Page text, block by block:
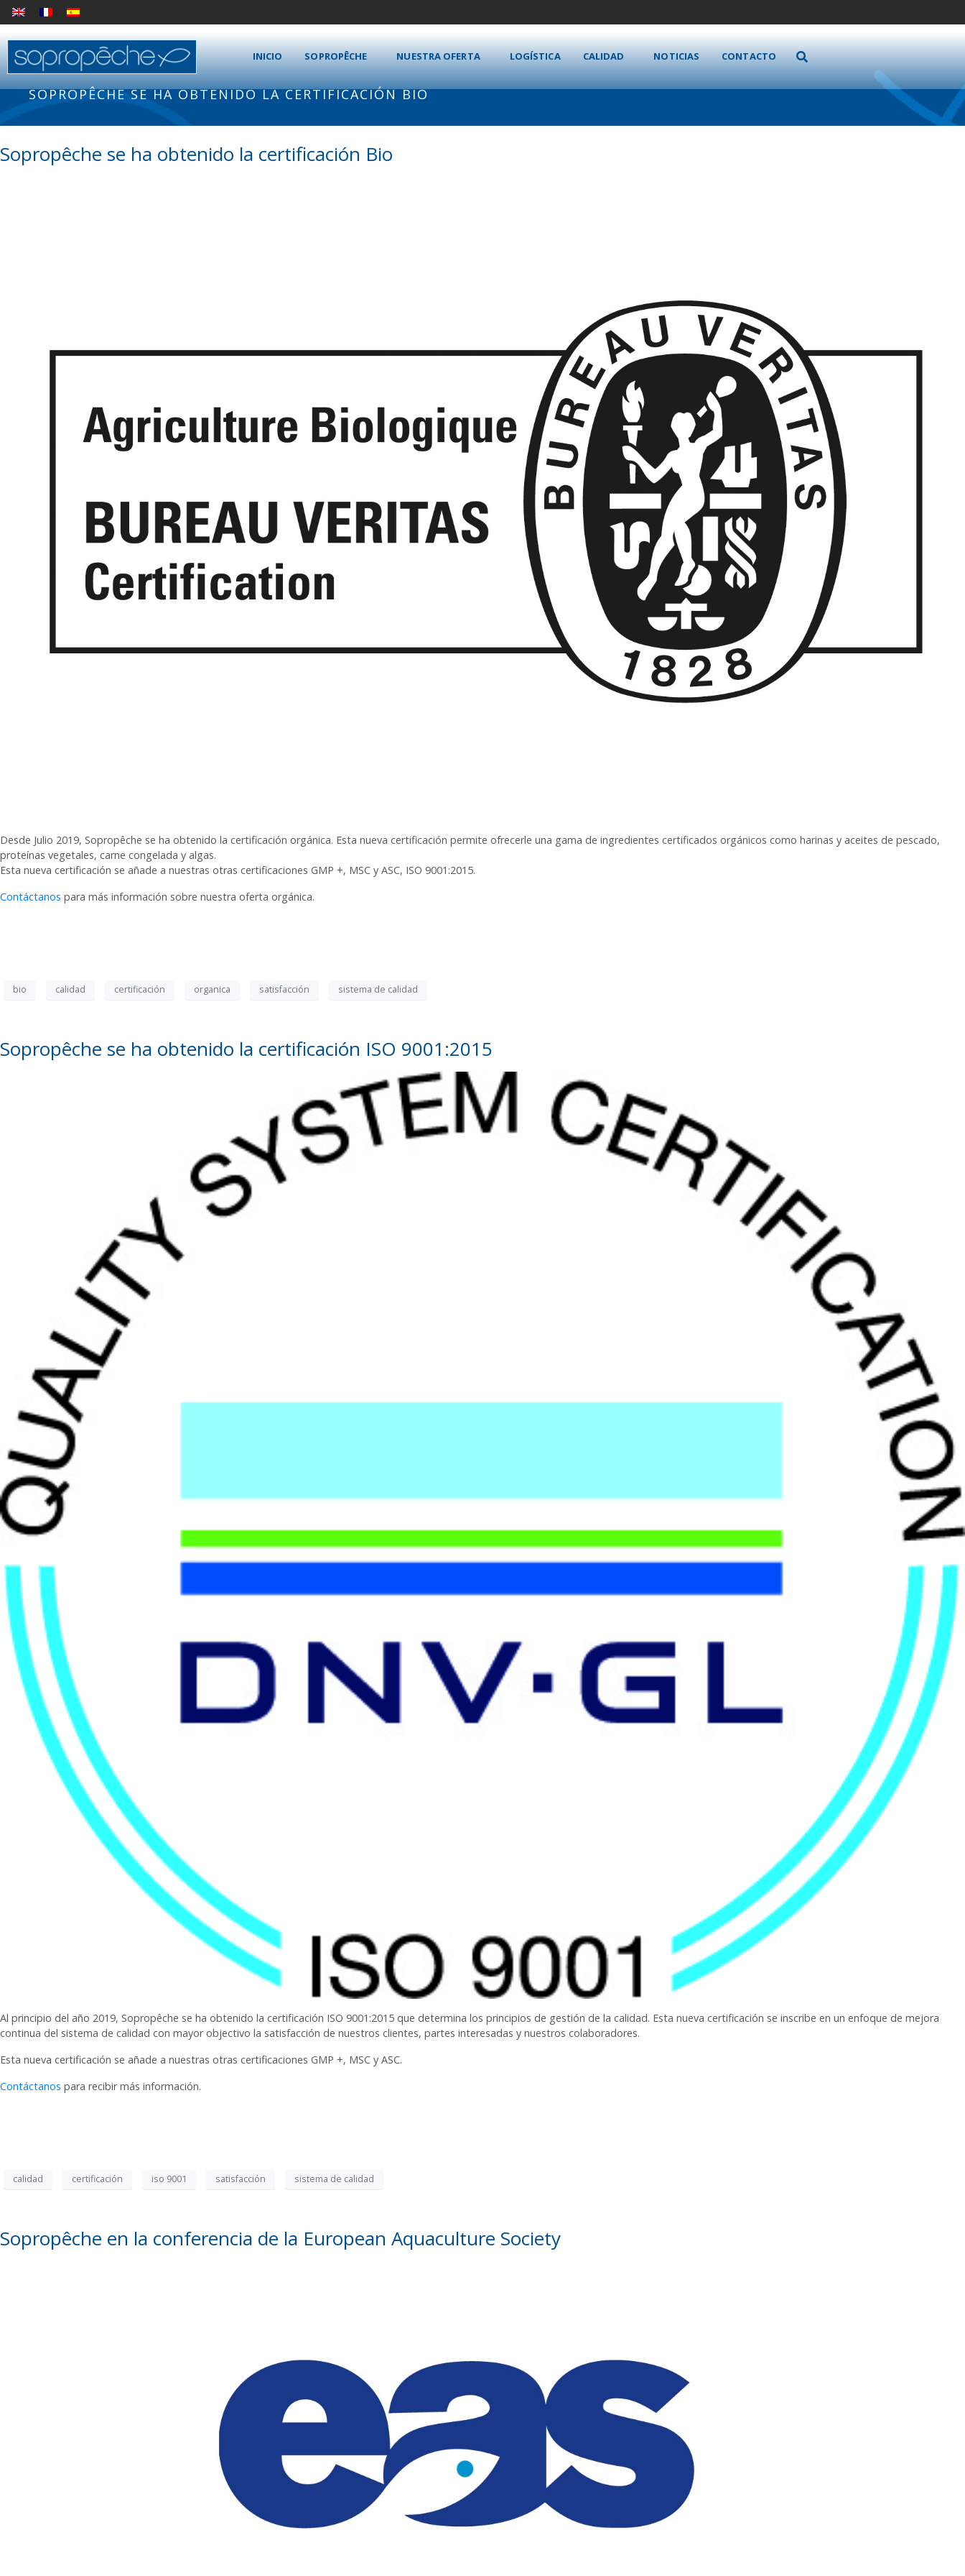
INICIO SOPROPÊCHE NUESTRA OFERTA LOGÍSTICA CALIDAD NOTICIAS CONTACTO
SOPROPÊCHE SE HA OBTENIDO LA CERTIFICACIÓN BIO
Sopropêche se ha obtenido la certificación Bio
Desde Julio 2019, Sopropêche se ha obtenido la certificación orgánica. Esta nueva certificación permite ofrecerle una gama de ingredientes certificados orgánicos como harinas y aceites de pescado,
proteínas vegetales, carne congelada y algas.
Esta nueva certificación se añade a nuestras otras certificaciones GMP +, MSC y ASC, ISO 9001:2015.
Contáctanos para más información sobre nuestra oferta orgánica.
bio calidad certificación organica satisfacción sistema de calidad
Sopropêche se ha obtenido la certificación ISO 9001:2015
Al principio del año 2019, Sopropêche se ha obtenido la certificación ISO 9001:2015 que determina los principios de gestión de la calidad. Esta nueva certificación se inscribe en un enfoque de mejora
continua del sistema de calidad con mayor objectivo la satisfacción de nuestros clientes, partes interesadas y nuestros colaboradores.
Esta nueva certificación se añade a nuestras otras certificaciones GMP +, MSC y ASC.
Contáctanos para recibir más información.
calidad certificación iso 9001 satisfacción sistema de calidad
Sopropêche en la conferencia de la European Aquaculture Society